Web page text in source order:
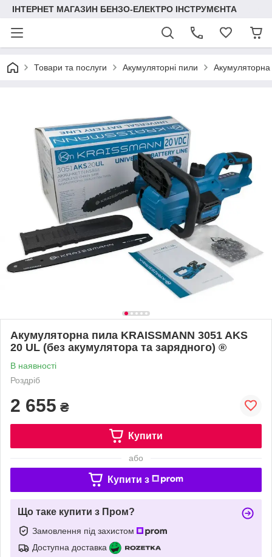
ІНТЕРНЕТ МАГАЗИН БЕНЗО-ЕЛЕКТРО ІНСТРУМЄНТА
Товари та послуги Акумуляторні пили
Акумуляторна пила KRAISSMANN 3051 AKS
20 UL (без акумулятора та зарядного) ®
В наявності
Роздріб
2 655 ₴
Купити
або
Купити з
Що таке купити з Пром?
Замовлення під захистом
Доступна доставка